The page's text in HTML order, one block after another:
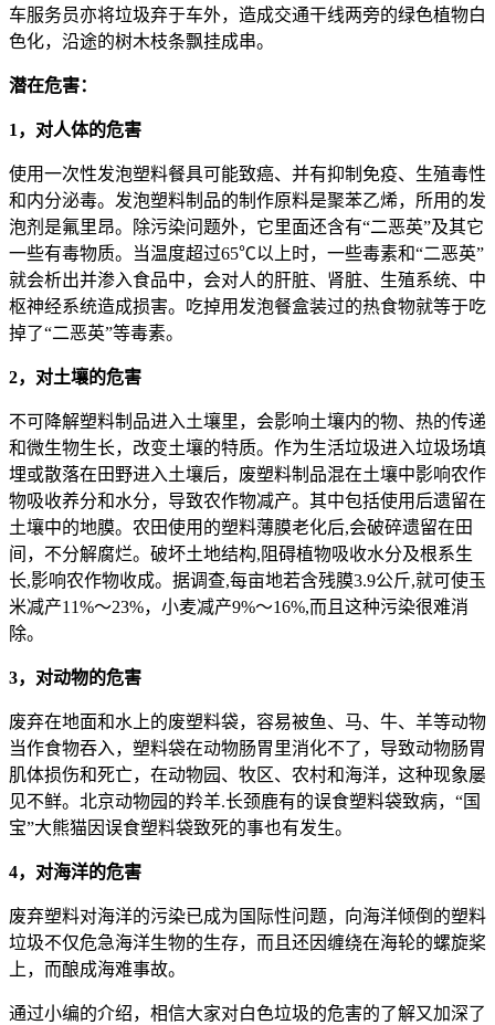
车服务员亦将垃圾弃于车外，造成交通干线两旁的绿色植物白
色化，沿途的树木枝条飘挂成串。
潜在危害：
1，对人体的危害
使用一次性发泡塑料餐具可能致癌、并有抑制免疫、生殖毒性
和内分泌毒。发泡塑料制品的制作原料是聚苯乙烯，所用的发
泡剂是氟里昂。除污染问题外，它里面还含有“二恶英”及其它
一些有毒物质。当温度超过65℃以上时，一些毒素和“二恶英”
就会析出并渗入食品中，会对人的肝脏、肾脏、生殖系统、中
枢神经系统造成损害。吃掉用发泡餐盒装过的热食物就等于吃
掉了“二恶英”等毒素。
2，对土壤的危害
不可降解塑料制品进入土壤里，会影响土壤内的物、热的传递
和微生物生长，改变土壤的特质。作为生活垃圾进入垃圾场填
埋或散落在田野进入土壤后，废塑料制品混在土壤中影响农作
物吸收养分和水分，导致农作物减产。其中包括使用后遗留在
土壤中的地膜。农田使用的塑料薄膜老化后,会破碎遗留在田
间，不分解腐烂。破坏土地结构,阻碍植物吸收水分及根系生
长,影响农作物收成。据调查,每亩地若含残膜3.9公斤,就可使玉
米减产11%～23%，小麦减产9%～16%,而且这种污染很难消
除。
3，对动物的危害
废弃在地面和水上的废塑料袋，容易被鱼、马、牛、羊等动物
当作食物吞入，塑料袋在动物肠胃里消化不了，导致动物肠胃
肌体损伤和死亡，在动物园、牧区、农村和海洋，这种现象屡
见不鲜。北京动物园的羚羊.长颈鹿有的误食塑料袋致病，“国
宝”大熊猫因误食塑料袋致死的事也有发生。
4，对海洋的危害
废弃塑料对海洋的污染已成为国际性问题，向海洋倾倒的塑料
垃圾不仅危急海洋生物的生存，而且还因缠绕在海轮的螺旋桨
上，而酿成海难事故。
通过小编的介绍，相信大家对白色垃圾的危害的了解又加深了